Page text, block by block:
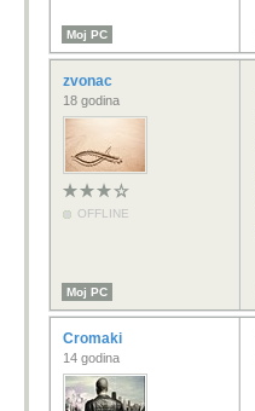
Moj PC
zvonac
18 godina
OFFLINE
Moj PC
Cromaki
14 godina